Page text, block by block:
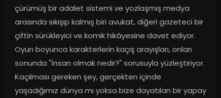
çürümüş bir adalet sistemi ve yozlaşmış medya
arasında sıkışıp kalmış biri avukat, diğeri gazeteci bir
çiftin sürükleyici ve komik hikâyesine davet ediyor.
Oyun boyunca karakterlerin kaçış arayışları, onları
sonunda "İnsan olmak nedir?" sorusuyla yüzleştiriyor.
Kaçılması gereken şey, gerçekten içinde
yaşadığımız dünya mı yoksa bize dayatılan bir yapay